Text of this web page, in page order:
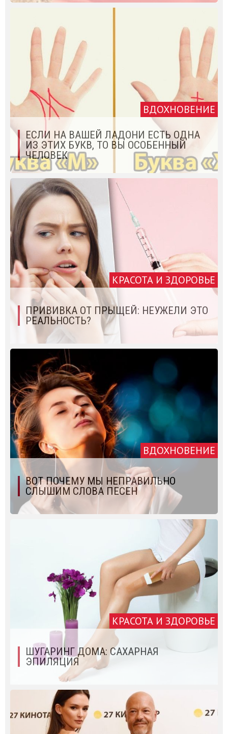
ВДОХНОВЕНИЕ
ЕСЛИ НА ВАШЕЙ ЛАДОНИ ЕСТЬ ОДНА
ИЗ ЭТИХ БУКВ, ТО ВЫ ОСОБЕННЫЙ
ЧЕЛОВЕК
КРАСОТА И ЗДОРОВЬЕ
ПРИВИВКА ОТ ПРЫЩЕЙ: НЕУЖЕЛИ ЭТО
РЕАЛЬНОСТЬ?
ВДОХНОВЕНИЕ
ВОТ ПОЧЕМУ МЫ НЕПРАВИЛЬНО
СЛЫШИМ СЛОВА ПЕСЕН
КРАСОТА И ЗДОРОВЬЕ
ШУГАРИНГ ДОМА: САХАРНАЯ
ЭПИЛЯЦИЯ